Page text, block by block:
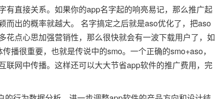
直接关系。如果你的app名字起的响亮易记，那么推广起
出的概率就越大。 名字搞定之后就是aso优化了，把aso
点心思加强营销性，那么很快就会有一波下载用户了，如
播很重要，也就是传说中的smo。一个正确的smo+aso，
网中传播。这样还可以大大节省app软件的推广费用，完